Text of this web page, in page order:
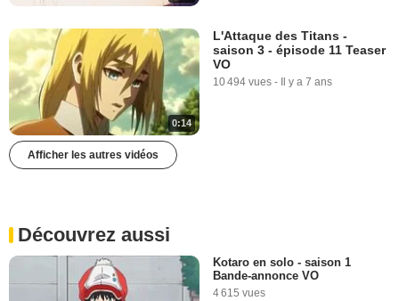
0:14
L'Attaque des Titans -
saison 3 - épisode 11 Teaser
VO
10 494 vues - Il y a 7 ans
Afficher les autres vidéos
Découvrez aussi
Kotaro en solo - saison 1
Bande-annonce VO
4 615 vues